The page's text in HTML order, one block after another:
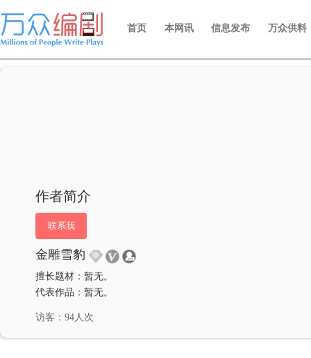
首页 本网讯 信息发布 万众供料
作者简介
联系我
金雕雪豹
擅长题材：暂无。
代表作品：暂无。
访客：94人次